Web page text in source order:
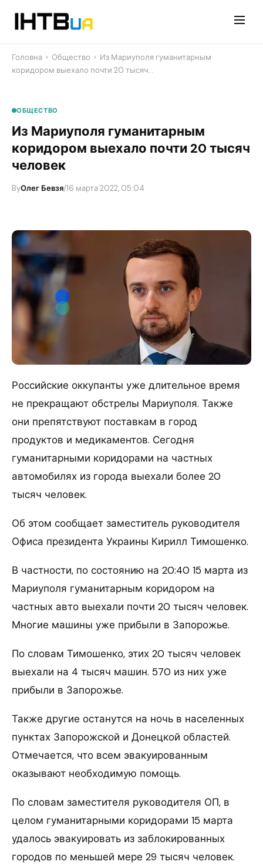
Головна › Общество › Из Мариуполя гуманитарным
коридором выехало почти 20 тысяч…
ОБЩЕСТВО
Из Мариуполя гуманитарным
коридором выехало почти 20 тысяч
человек
ByОлег Бевзя/16 марта 2022, 05:04
Российские оккупанты уже длительное время
не прекращают обстрелы Мариуполя. Также
они препятствуют поставкам в город
продуктов и медикаментов. Сегодня
гуманитарными коридорами на частных
автомобилях из города выехали более 20
тысяч человек.
Об этом сообщает заместитель руководителя
Офиса президента Украины Кирилл Тимошенко.
В частности, по состоянию на 20:40 15 марта из
Мариуполя гуманитарным коридором на
частных авто выехали почти 20 тысяч человек.
Многие машины уже прибыли в Запорожье.
По словам Тимошенко, этих 20 тысяч человек
выехали на 4 тысяч машин. 570 из них уже
прибыли в Запорожье.
Также другие останутся на ночь в населенных
пунктах Запорожской и Донецкой областей.
Отмечается, что всем эвакуированным
оказывают необходимую помощь.
По словам заместителя руководителя ОП, в
целом гуманитарными коридорами 15 марта
удалось эвакуировать из заблокированных
городов по меньшей мере 29 тысяч человек.